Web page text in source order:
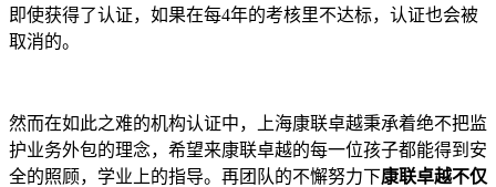
即使获得了认证，如果在每4年的考核里不达标，认证也会被
取消的。
然而在如此之难的机构认证中，上海康联卓越秉承着绝不把监
护业务外包的理念，希望来康联卓越的每一位孩子都能得到安
全的照顾，学业上的指导。再团队的不懈努力下康联卓越不仅